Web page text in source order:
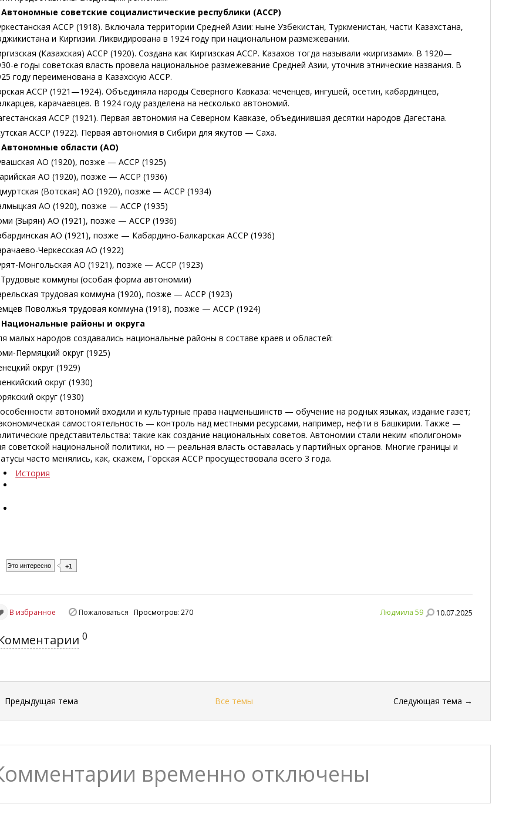
Автономные советские социалистические республики (АССР)
АССР (1918). Включала территории Средней Азии: ныне Узбекистан, Туркменистан, части Казахстана,
и Киргизии. Ликвидирована в 1924 году при национальном размежевании.
(Казахская) АССР (1920). Создана как Киргизская АССР. Казахов тогда называли «киргизами». В 1920—
е годы советская власть провела национальное размежевание Средней Азии, уточнив этнические названия. В
году переименована в Казахскую АССР.
АССР (1921—1924). Объединяла народы Северного Кавказа: чеченцев, ингушей, осетин, кабардинцев,
карачаевцев. В 1924 году разделена на несколько автономий.
АССР (1921). Первая автономия на Северном Кавказе, объединившая десятки народов Дагестана.
АССР (1922). Первая автономия в Сибири для якутов — Саха.
Автономные области (АО)
АО (1920), позже — АССР (1925)
АО (1920), позже — АССР (1936)
(Вотская) АО (1920), позже — АССР (1934)
АО (1920), позже — АССР (1935)
(Зырян) АО (1921), позже — АССР (1936)
АО (1921), позже — Кабардино-Балкарская АССР (1936)
Черкесская АО (1922)
Монгольская АО (1921), позже — АССР (1923)
Трудовые коммуны (особая форма автономии)
трудовая коммуна (1920), позже — АССР (1923)
Поволжья трудовая коммуна (1918), позже — АССР (1924)
Национальные районы и округа
малых народов создавались национальные районы в составе краев и областей:
Пермяцкий округ (1925)
округ (1929)
округ (1930)
округ (1930)
автономий входили и культурные права нацменьшинств — обучение на родных языках, издание газет;
самостоятельность — контроль над местными ресурсами, например, нефти в Башкирии. Также —
представительства: такие как создание национальных советов. Автономии стали неким «полигоном»
советской национальной политики, но — реальная власть оставалась у партийных органов. Многие границы и
часто менялись, как, скажем, Горская АССР просуществовала всего 3 года.
История
Это интересно +1
Людмила 59 10.07.2025
В избранное Пожаловаться Просмотров: 270
0
Предыдущая тема Все темы Следующая тема →
временно отключены